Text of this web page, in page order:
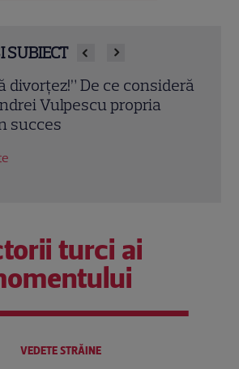
SUBIECT
ia vacanță! Realizatoarea
la Consilier” pregătește
intens la Kanal D
turci ai
VEDETE STRĂINE